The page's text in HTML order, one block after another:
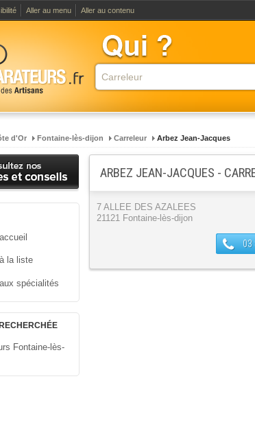
Aller au menu Aller au contenu
d'Or Fontaine-lès-dijon Carreleur Arbez Jean-Jacques
la liste
spécialités
Fontaine-lès-
ARBEZ JEAN-JACQUES -
7 ALLEE DES AZALEES
21121 Fontaine-lès-dijon
03